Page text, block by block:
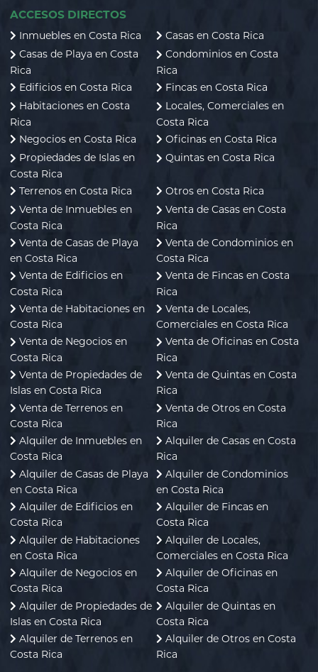
ACCESOS DIRECTOS
Inmuebles en Costa Rica
Casas en Costa Rica
Casas de Playa en Costa
Rica
Condominios en Costa
Rica
Edificios en Costa Rica
Fincas en Costa Rica
Habitaciones en Costa
Rica
Locales, Comerciales en
Costa Rica
Negocios en Costa Rica
Oficinas en Costa Rica
Propiedades de Islas en
Costa Rica
Quintas en Costa Rica
Terrenos en Costa Rica
Otros en Costa Rica
Venta de Inmuebles en
Costa Rica
Venta de Casas en Costa
Rica
Venta de Casas de Playa
en Costa Rica
Venta de Condominios en
Costa Rica
Venta de Edificios en
Costa Rica
Venta de Fincas en Costa
Rica
Venta de Habitaciones en
Costa Rica
Venta de Locales,
Comerciales en Costa Rica
Venta de Negocios en
Costa Rica
Venta de Oficinas en Costa
Rica
Venta de Propiedades de
Islas en Costa Rica
Venta de Quintas en Costa
Rica
Venta de Terrenos en
Costa Rica
Venta de Otros en Costa
Rica
Alquiler de Inmuebles en
Costa Rica
Alquiler de Casas en Costa
Rica
Alquiler de Casas de Playa
en Costa Rica
Alquiler de Condominios
en Costa Rica
Alquiler de Edificios en
Costa Rica
Alquiler de Fincas en
Costa Rica
Alquiler de Habitaciones
en Costa Rica
Alquiler de Locales,
Comerciales en Costa Rica
Alquiler de Negocios en
Costa Rica
Alquiler de Oficinas en
Costa Rica
Alquiler de Propiedades de
Islas en Costa Rica
Alquiler de Quintas en
Costa Rica
Alquiler de Terrenos en
Costa Rica
Alquiler de Otros en Costa
Rica